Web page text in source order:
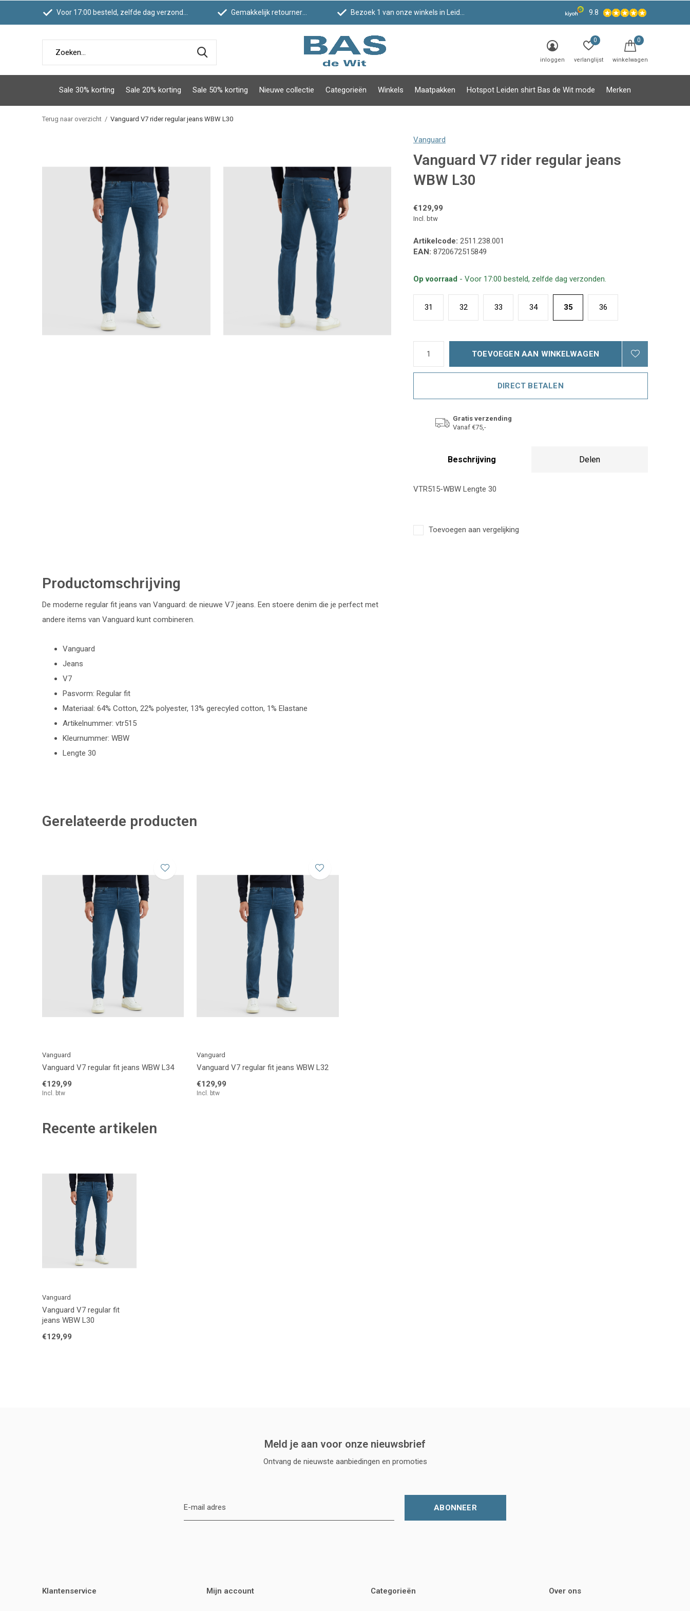
Sale 30% korting Sale 20% korting Sale 50% korting Nieuwe collectie Categorieën Winkels Maatpakken Hotspot Leiden shirt Bas de Wit mode Merken
inloggen verlanglijst
0
winkelwagen
0
Voor 17:00 besteld, zelfde dag verzonden Gemakkelijk retourneren Bezoek 1 van onze winkels in Leiden! 9.8
Terug naar overzicht Vanguard V7 rider regular jeans WBW L30
Vanguard
Vanguard V7 rider regular jeans
WBW L30
€129,99
Incl. btw
Artikelcode: 2511.238.001
EAN: 8720672515849
Op voorraad - Voor 17:00 besteld, zelfde dag verzonden.
31 32 33 34 35 36
TOEVOEGEN AAN WINKELWAGEN
DIRECT BETALEN
Gratis verzending
Vanaf €75,-
Beschrijving Delen
VTR515-WBW Lengte 30
Toevoegen aan vergelijking
Productomschrijving
De moderne regular fit jeans van Vanguard: de nieuwe V7 jeans. Een stoere denim die je perfect met
andere items van Vanguard kunt combineren.
Vanguard
Jeans
V7
Pasvorm: Regular fit
Materiaal: 64% Cotton, 22% polyester, 13% gerecyled cotton, 1% Elastane
Artikelnummer: vtr515
Kleurnummer: WBW
Lengte 30
Gerelateerde producten
Vanguard
Vanguard V7 regular fit jeans WBW L34
€129,99
Incl. btw
Vanguard
Vanguard V7 regular fit jeans WBW L32
€129,99
Incl. btw
Recente artikelen
Vanguard
Vanguard V7 regular fit
jeans WBW L30
€129,99
Meld je aan voor onze nieuwsbrief
Ontvang de nieuwste aanbiedingen en promoties
ABONNEER
Klantenservice Mijn account Categorieën Over ons